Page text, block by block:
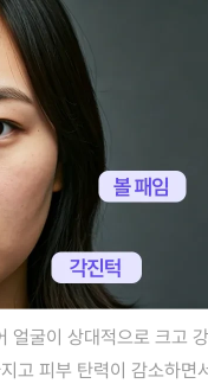
얼굴이 상대적으로 크고
고 피부 탄력이 감소하면